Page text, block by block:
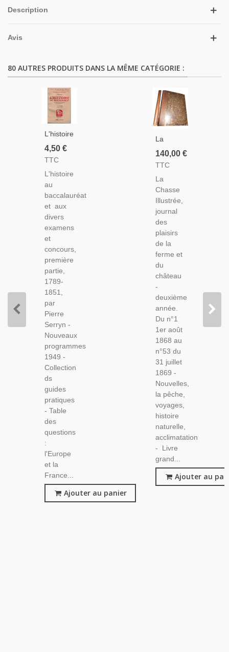
Description
Avis
80 AUTRES PRODUITS DANS LA MÊME CATÉGORIE :
L'histoire
Au
Baccalauréat,
1851,
Pierre
Serryn,
1948 -
Manuels
D'histoire,
Annales
D'histoire
4,50 €
TTC
L'histoire
au
baccalauréat
et aux
divers
examens
et
concours,
première
partie,
1789-
1851,
par
Pierre
Serryn -
Nouveaux
programmes
1949 -
Collection
ds
guides
pratiques
- Table
des
questions
:
l'Europe
et la
France...
Ajouter au panier
La
Chasse
Illustrée,
Des
Plaisirs
De La
Ferme
Et Du
Château
1868-
1869 2e
Année -
Journaux
Anciens,
Animaux,
140,00 €
TTC
La
Chasse
Illustrée,
journal
des
plaisirs
de la
ferme et
du
château
-
deuxième
année.
Du n°1
1er août
1868 au
n°53 du
31 juillet
1869 -
Nouvelles,
la pêche,
voyages,
histoire
naturelle,
acclimatation
- Livre
grand...
Ajouter au